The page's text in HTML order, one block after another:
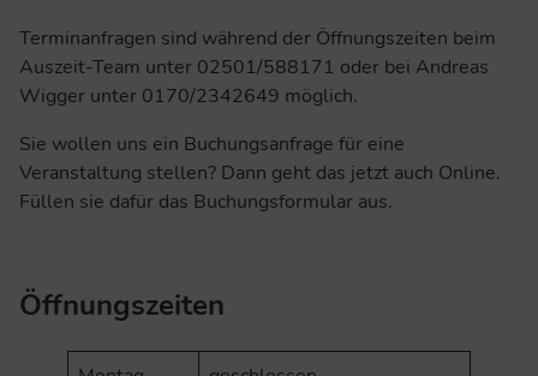
Terminanfragen sind während der Öffnungszeiten beim
Auszeit-Team unter 02501/588171 oder bei Andreas
Wigger unter 0170/2342649 möglich.
Sie wollen uns ein Buchungsanfrage für eine
Veranstaltung stellen? Dann geht das jetzt auch Online.
Füllen sie dafür das Buchungsformular aus.
Öffnungszeiten